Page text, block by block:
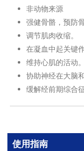
非动物来源
强健骨骼，预防
调节肌肉收缩。
在凝血中起关键
维持心肌的活动。
协助神经在大脑
缓解经前期综合
使用指南